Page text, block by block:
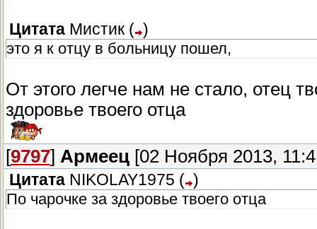
Цитата Мистик ( )
это я к отцу в больницу пошел,
От этого легче нам не стало, отец
здоровье твоего отца
[9797] Армеец [02 Ноября 2013,
Цитата NIKOLAY1975 ( )
По чарочке за здоровье твоего отца